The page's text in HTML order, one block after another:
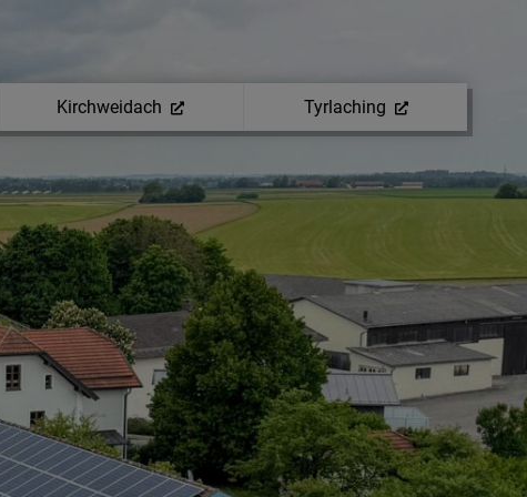
Kirchweidach Tyrlaching